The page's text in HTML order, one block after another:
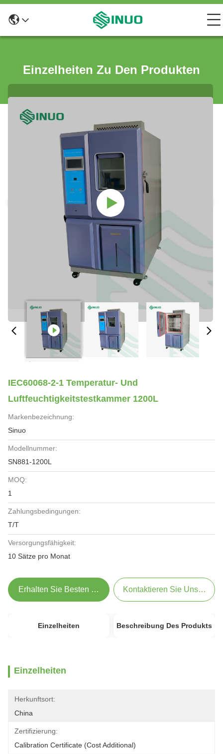
Einzelheiten Zu Den Produkten
IEC60068-2-1 Temperatur- Und
Luftfeuchtigkeitstestkammer 1200L
Markenbezeichnung:
Sinuo
Modellnummer:
SN881-1200L
MOQ:
1
Zahlungsbedingungen:
T/T
Versorgungsfähigkeit:
10 Sätze pro Monat
Erhalten Sie Besten Preis Kontaktieren Sie Uns Jetzt
Einzelheiten Beschreibung Des Produkts
Einzelheiten
Herkunftsort:
China
Zertifizierung:
Calibration Certificate (Cost Additional)